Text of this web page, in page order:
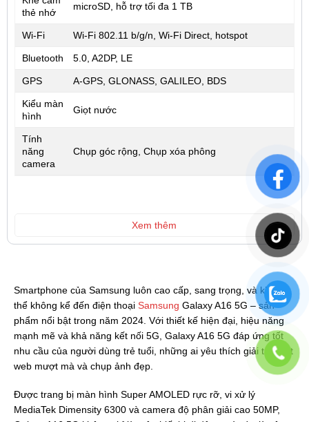
Smartphone của Samsung luôn cao cấp, sang trọng, và không
thể không kể đến điện thoại Samsung Galaxy A16 5G – sản
phẩm nổi bật trong năm 2024. Với thiết kế hiện đại, hiệu năng
mạnh mẽ và khả năng kết nối 5G, Galaxy A16 5G đáp ứng tốt
nhu cầu của người dùng trẻ tuổi, những ai yêu thích giải trí, lướt
web mượt mà và chụp ảnh đẹp.
Được trang bị màn hình Super AMOLED rực rỡ, vi xử lý
MediaTek Dimensity 6300 và camera độ phân giải cao 50MP,
thẻ nhớ
microSD, hỗ trợ tối đa 1 TB
Wi-Fi Wi-Fi 802.11 b/g/n, Wi-Fi Direct, hotspot
Bluetooth 5.0, A2DP, LE
GPS A-GPS, GLONASS, GALILEO, BDS
Kiểu màn
hình
Giọt nước
Tính
năng
camera
Chụp góc rộng, Chụp xóa phông
Xem thêm